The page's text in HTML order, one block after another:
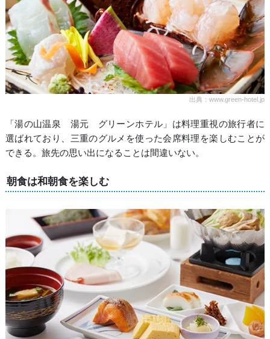
出典：www.green-hotel.jp
「湯の山温泉 湯元 グリーンホテル」は料理重視の旅行者に
選ばれており、三重のグルメを使った会席料理を楽しむことが
できる。旅先の思い出になることは間違いない。
朝食は和朝食を楽しむ